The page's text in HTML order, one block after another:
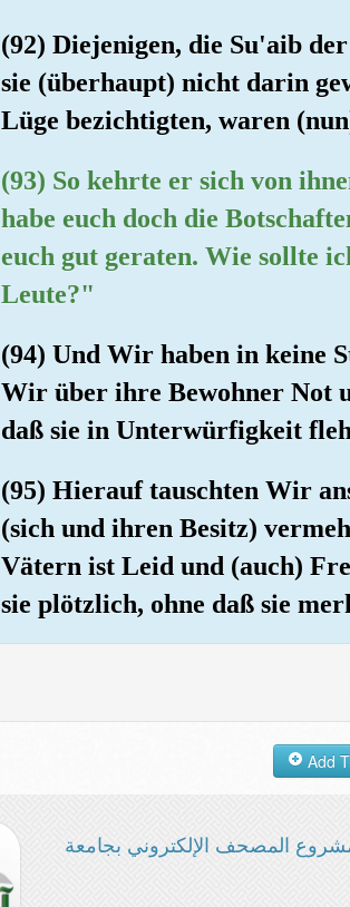
(92) Diejenigen, die Su'aib
sie (überhaupt) nicht darin
Lüge bezichtigten, waren
(93) So kehrte er sich von
habe euch doch die
euch gut geraten. Wie sollte
Leute?"
(94) Und Wir haben in keine
Wir über ihre Bewohner Not
daß sie in Unterwürfigkeit
(95) Hierauf tauschten Wir
(sich und ihren Besitz)
Vätern ist Leid und (auch)
sie plötzlich, ohne daß sie
المصحف الإلكتروني بجامعة